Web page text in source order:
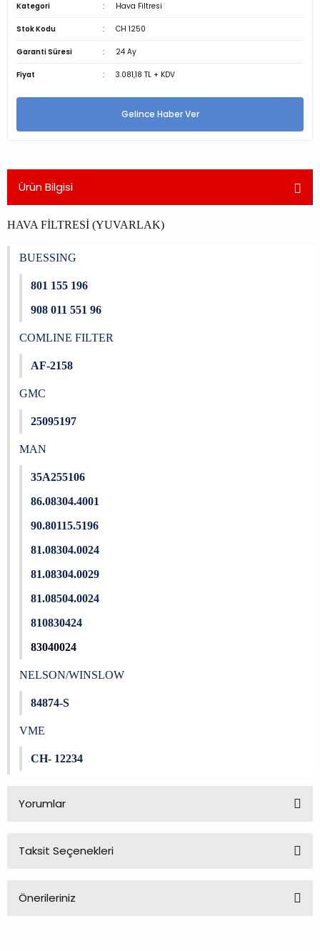
Kategori Hava Filtresi
Stok Kodu CH 1250
Garanti Süresi 24 Ay
Fiyat 3.081,18 TL + KDV
Gelince Haber Ver
Ürün Bilgisi
HAVA FİLTRESİ (YUVARLAK)
BUESSING
801 155 196
908 011 551 96
COMLINE FILTER
AF-2158
GMC
25095197
MAN
35A255106
86.08304.4001
90.80115.5196
81.08304.0024
81.08304.0029
81.08504.0024
810830424
83040024
NELSON/WINSLOW
84874-S
VME
CH- 12234
Yorumlar
Taksit Seçenekleri
Önerileriniz